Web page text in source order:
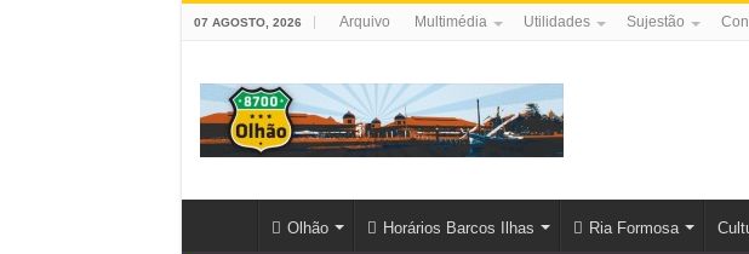
07 AGOSTO, 2026 Arquivo Multimédia Utilidades Sujestão
Olhão Horários Barcos Ilhas Ria Formosa